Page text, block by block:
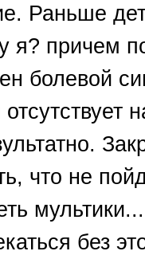
Раньше
я? причем
болевой
что не
без